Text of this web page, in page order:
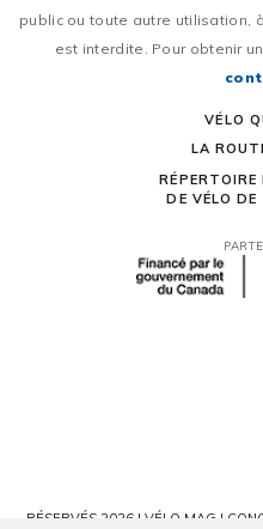
public ou toute autre utilisation,
est interdite. Pour obtenir
VÉLO
LA
RÉPERTOIRE
DE VÉLO
RÉSERVÉS 2026 | VÉLO MAG |